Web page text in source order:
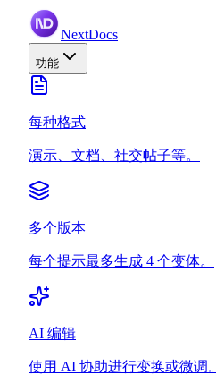
NextDocs
功能
每种格式
演示、文档、社交帖子等。
多个版本
每个提示最多生成 4 个变体。
AI 编辑
使用 AI 协助进行变换或微调。